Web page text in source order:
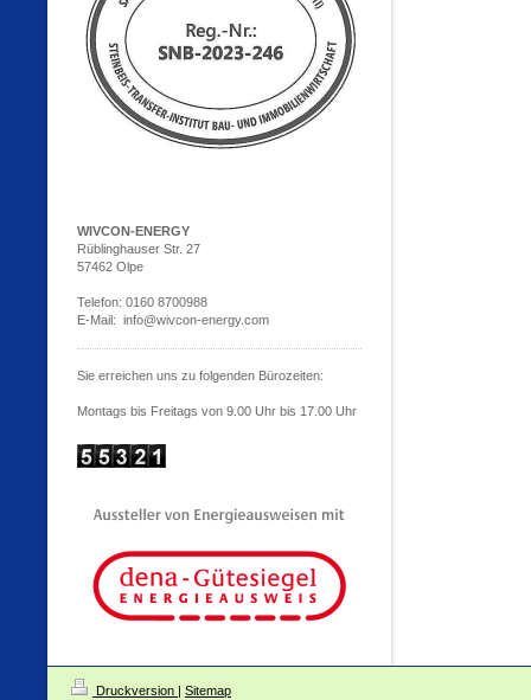
WIVCON-ENERGY
Rüblinghauser Str. 27
57462 Olpe
Telefon: 0160 8700988
E-Mail: info@wivcon-energy.com
Sie erreichen uns zu folgenden Bürozeiten:
Montags bis Freitags von 9.00 Uhr bis 17.00 Uhr
Druckversion | Sitemap